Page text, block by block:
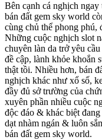
Bên cạnh cá nghịch
bán đất gem sky world
cùng chủ thể phong phú,
Những cuộc nghịch slot
chuyên làn da trở yêu
đề cập, lành khỏe khoắn
thật tồi. Nhiều hơn, bán
nghịch khác như xổ số,
đầy đủ sở trường của
xuyên phần nhiều cuộc
độc đáo & khác biệt
dạt nhàm ngán & luôn
bán đất gem sky world.